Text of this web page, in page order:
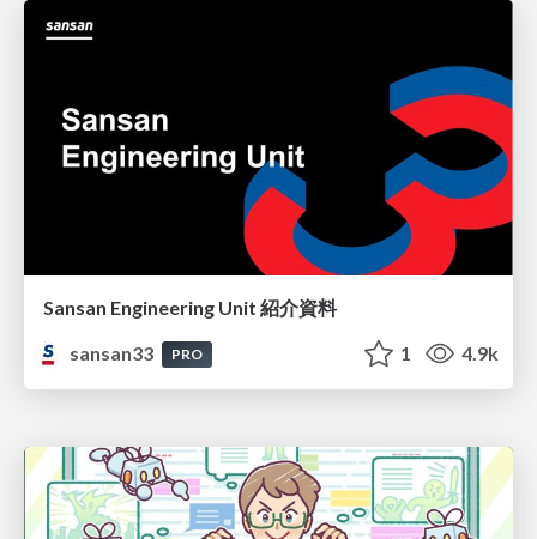
Sansan Engineering Unit 紹介資料
sansan33
PRO 1 4.9k